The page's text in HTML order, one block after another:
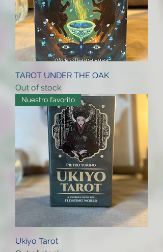
TAROT UNDER THE OAK
Out of stock
Nuestro favorito
Ukiyo Tarot